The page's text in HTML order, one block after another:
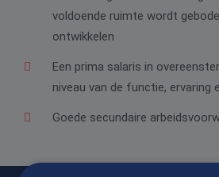
voldoende ruimte wordt
ontwikkelen
Een prima salaris in
niveau van de functie, ervaring
Goede secundaire